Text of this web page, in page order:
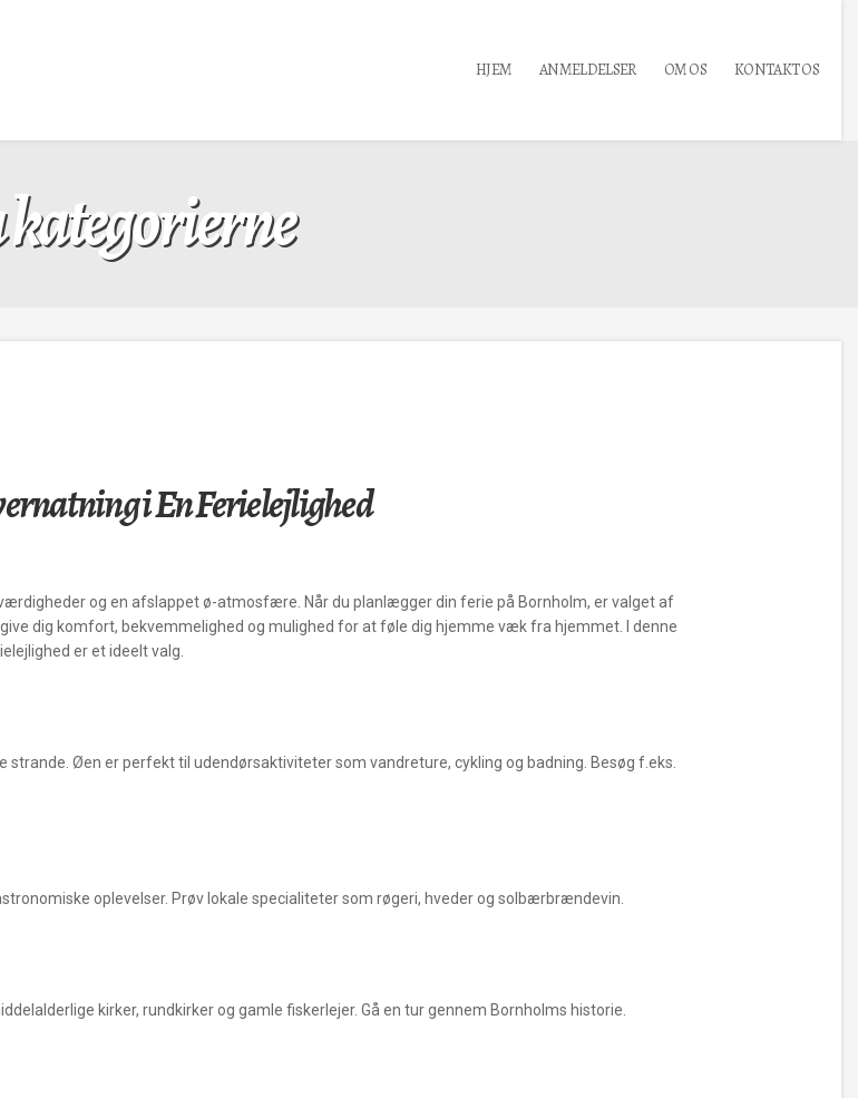
HJEM ANMELDELSER OM OS KONTAKT OS
i En Ferielejlighed
og en afslappet ø-atmosfære. Når du planlægger din ferie på Bornholm, er valget af
give dig komfort, bekvemmelighed og mulighed for at føle dig hjemme væk fra hjemmet. I denne
er et ideelt valg.
Øen er perfekt til udendørsaktiviteter som vandreture, cykling og badning. Besøg f.eks.
oplevelser. Prøv lokale specialiteter som røgeri, hveder og solbærbrændevin.
kirker, rundkirker og gamle fiskerlejer. Gå en tur gennem Bornholms historie.